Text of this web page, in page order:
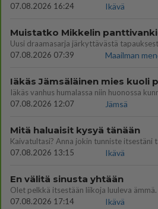
07.08.2026 16:24
Ikävä
Muistatko Mikkelin
07.08.2026 07:39
Maailman
07.08.2026 12:07
Jämsä
Mitä haluaisit kysyä tänään
Kaivatultasi? Anna jokin tunniste itsestäni
07.08.2026 13:15
Ikävä
En välitä sinusta yhtään
07.08.2026 17:14
Ikävä